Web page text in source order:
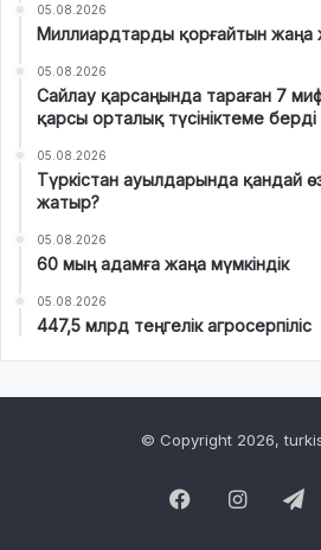
05.08.2026
Миллиардтарды қорғайтын жаңа
05.08.2026
Сайлау қарсаңында тараған 7
қарсы орталық түсініктеме берді
05.08.2026
Түркістан ауылдарында қандай
жатыр?
05.08.2026
60 мың адамға жаңа мүмкіндік
05.08.2026
447,5 млрд теңгелік агросерпіліс
© Copyright 2026,
Facebook